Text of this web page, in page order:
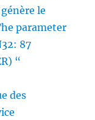
le
parameter
87
“
des